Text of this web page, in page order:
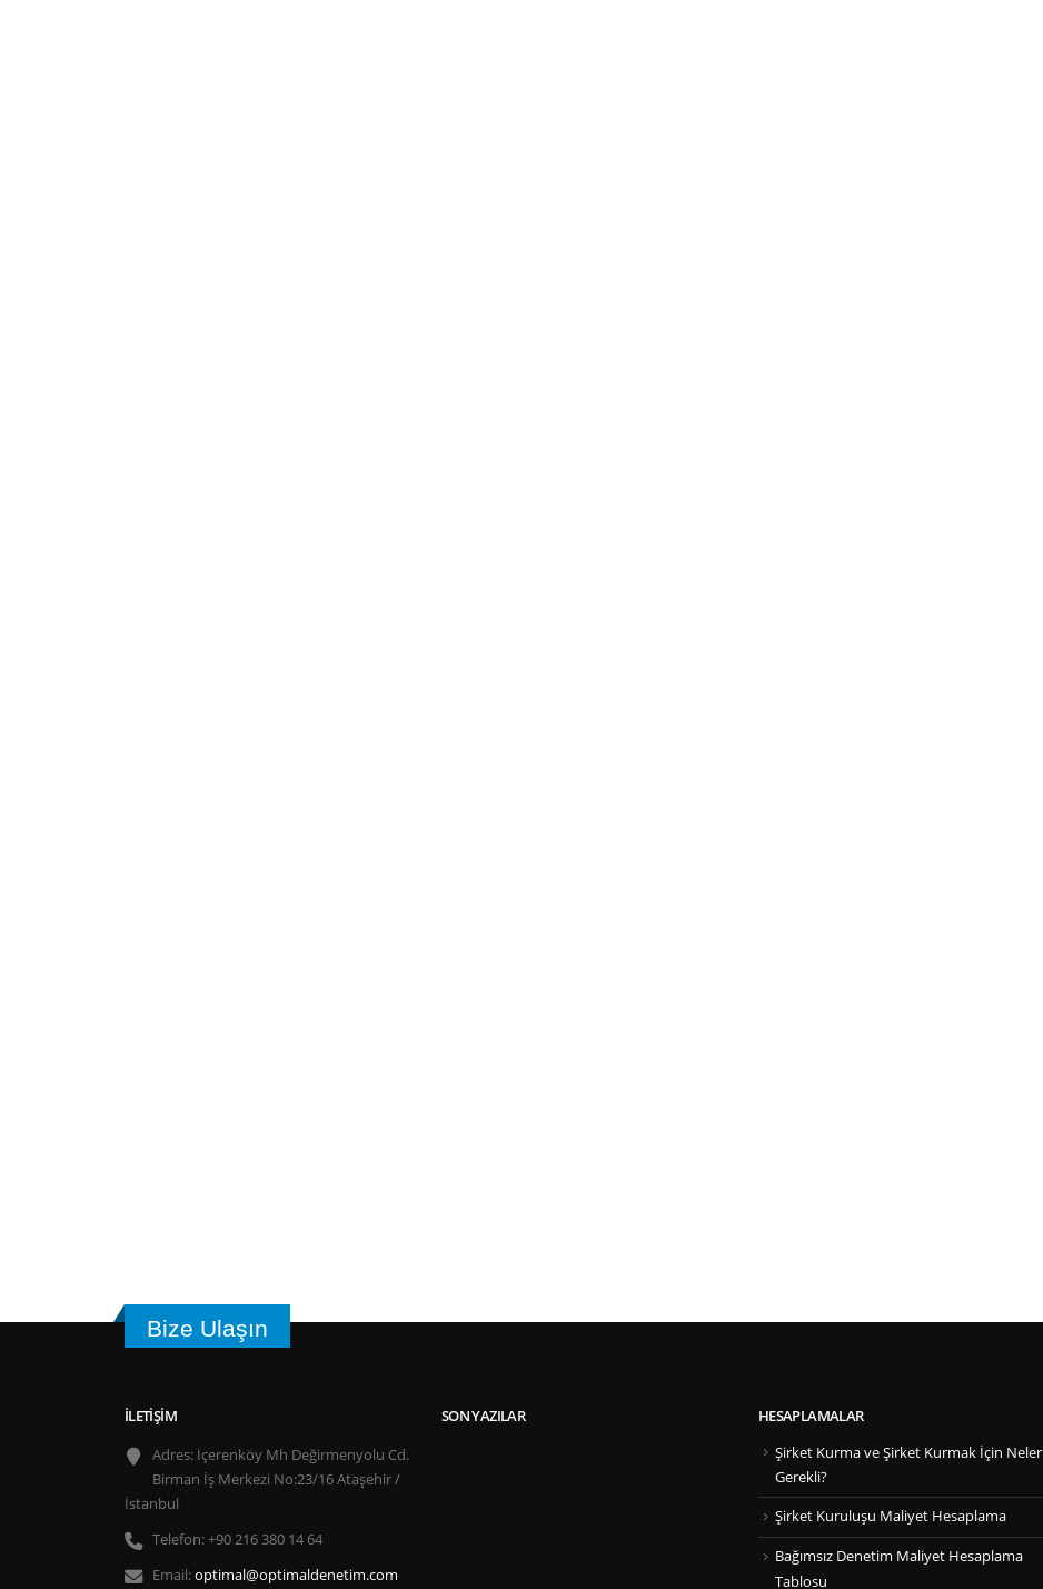
Bize Ulaşın
İLETIŞIM
Adres: İçerenköy Mh Değirmenyolu Cd.
Birman İş Merkezi No:23/16 Ataşehir /
İstanbul
Telefon:+90 216 380 14 64
Email:optimal@optimaldenetim.com
SON YAZILAR
HESAPLAMALAR
Şirket Kurma ve Şirket Kurmak İçin Neler
Gerekli?
Şirket Kuruluşu Maliyet Hesaplama
Bağımsız Denetim Maliyet Hesaplama
Tablosu